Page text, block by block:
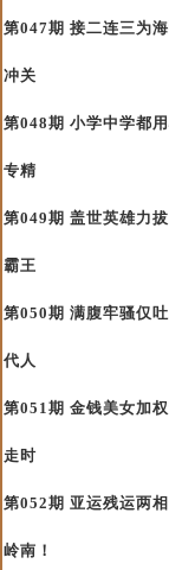
第047期 接二连三为
冲关
第048期 小学中学都
专精
第049期 盖世英雄力
霸王
第050期 满腹牢骚仅
代人
第051期 金钱美女加
走时
第052期 亚运残运两
岭南！